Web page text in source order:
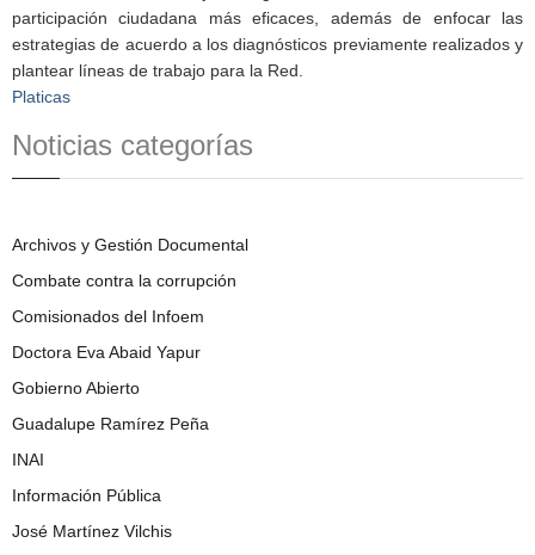
participación ciudadana más eficaces, además de enfocar las
estrategias de acuerdo a los diagnósticos previamente realizados y
plantear líneas de trabajo para la Red.
Platicas
Noticias categorías
Archivos y Gestión Documental
Combate contra la corrupción
Comisionados del Infoem
Doctora Eva Abaid Yapur
Gobierno Abierto
Guadalupe Ramírez Peña
INAI
Información Pública
José Martínez Vilchis